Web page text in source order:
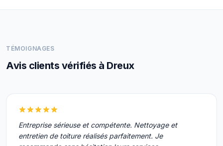
TÉMOIGNAGES
Avis clients vérifiés à Dreux
Entreprise sérieuse et compétente. Nettoyage et
entretien de toiture réalisés parfaitement. Je